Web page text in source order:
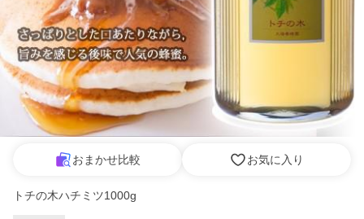
おまかせ比較 お気に入り
トチの木ハチミツ1000g